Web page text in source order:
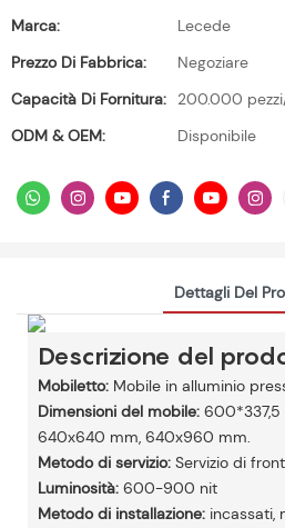
Marca:
Lecede
Prezzo Di Fabbrica:
Negoziare
Capacità Di Fornitura:
200.000
ODM & OEM:
Disponibile
Dettagli Del
Descrizione del
Mobiletto: Mobile in alluminio
Dimensioni del mobile:
640x640 mm, 640x960 mm.
Metodo di servizio: Servizio di
Luminosità: 600-900 nit
Metodo di installazione: incassati,